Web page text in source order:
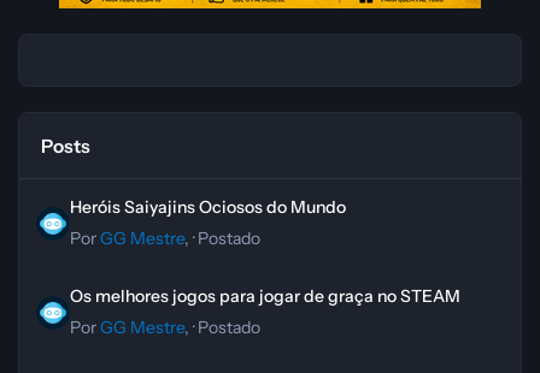
Posts
Heróis Saiyajins Ociosos do Mundo
PorGG Mestre, ·Postado
Os melhores jogos para jogar de graça no STEAM
PorGG Mestre, ·Postado